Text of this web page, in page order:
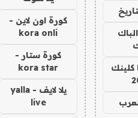
كلينك
كورة اون لاين -
kora onli
كورة ستار -
kora star
يلا لايف - yalla
live